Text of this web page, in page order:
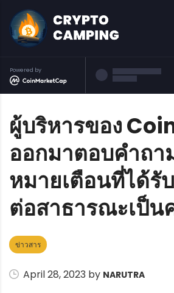
Powered by
ผู้บริหารของ
ออกมาตอบคำถา
หมายเตือนที่ได้รั
ต่อสาธารณะเป็น
ข่าวสาร
April 28, 2023 by NARUTRA